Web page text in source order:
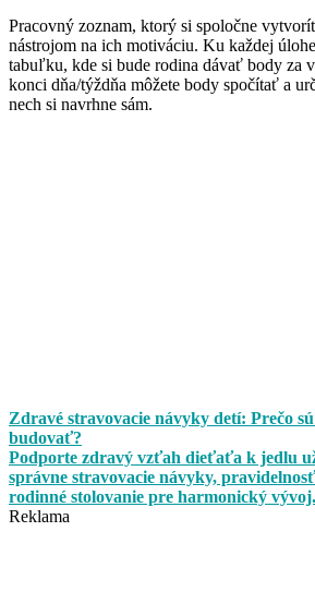
Pracovný zoznam, ktorý si spoločne
nástrojom na ich motiváciu. Ku každej
tabuľku, kde si bude rodina dávať body za
konci dňa/týždňa môžete body spočítať a
nech si navrhne sám.
Zdravé stravovacie návyky detí: Prečo
budovať?
Podporte zdravý vzťah dieťaťa k jedlu
správne stravovacie návyky,
rodinné stolovanie pre harmonický vývoj.
Reklama